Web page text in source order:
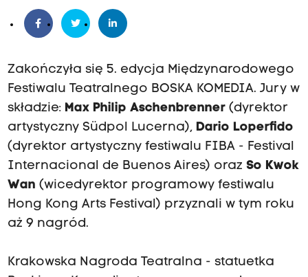
Zakończyła się 5. edycja Międzynarodowego
Festiwalu Teatralnego BOSKA KOMEDIA. Jury w
składzie: Max Philip Aschenbrenner(dyrektor
artystyczny Südpol Lucerna), Dario Loperfido
(dyrektor artystyczny festiwalu FIBA - Festival
Internacional de Buenos Aires) oraz So Kwok
Wan (wicedyrektor programowy festiwalu
Hong Kong Arts Festival) przyznali w tym roku
aż 9 nagród.
Krakowska Nagroda Teatralna - statuetka